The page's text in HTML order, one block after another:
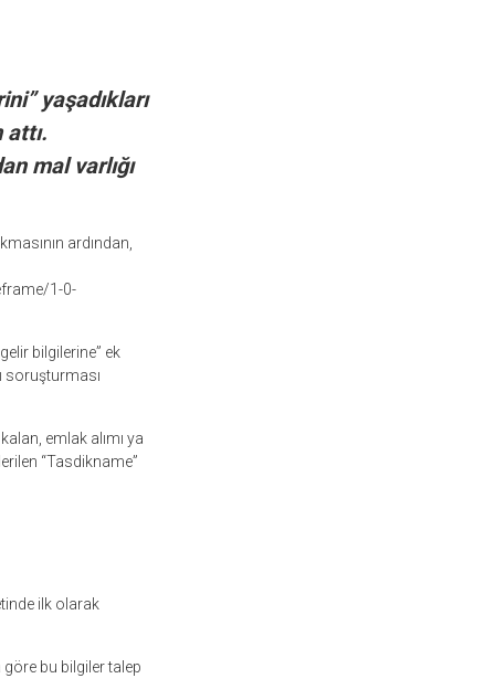
yaşadıkları
mal varlığı
ardından,
1-0-
bilgilerine” ek
soruşturması
emlak alımı ya
“Tasdikname”
ilk olarak
bu bilgiler talep